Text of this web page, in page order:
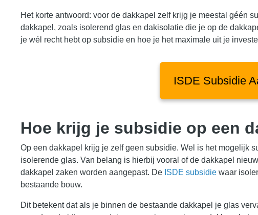
Het korte antwoord: voor de dakkapel zelf krijg je meestal géén
dakkapel, zoals isolerend glas en dakisolatie die je op de
je wél recht hebt op subsidie en hoe je het maximale uit je
ISDE Subsidie
Hoe krijg je subsidie op een
Op een dakkapel krijg je zelf geen subsidie. Wel is het mogelijk
isolerende glas. Van belang is hierbij vooral of de dakkapel
dakkapel zaken worden aangepast. De ISDE subsidie waar
bestaande bouw.
Dit betekent dat als je binnen de bestaande dakkapel je glas